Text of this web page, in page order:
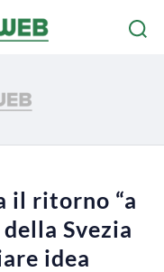
il ritorno “a
Svezia
idea